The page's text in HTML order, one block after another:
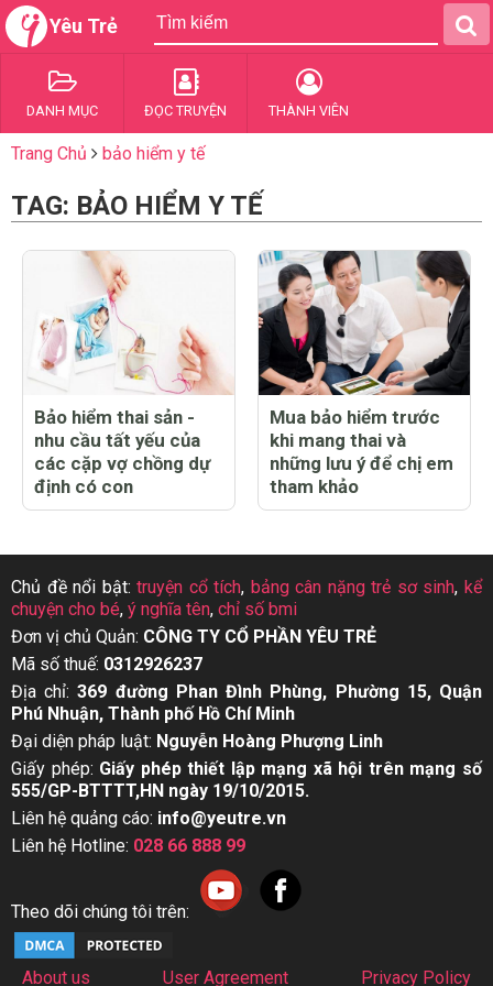
Yêu Trẻ
DANH MỤC ĐỌC TRUYỆN THÀNH VIÊN
Trang Chủ bảo hiểm y tế
TAG: BẢO HIỂM Y TẾ
Bảo hiểm thai sản -
nhu cầu tất yếu của
các cặp vợ chồng dự
định có con
Mua bảo hiểm trước
khi mang thai và
những lưu ý để chị em
tham khảo
Chủ đề nổi bật:truyện cổ tích, bảng cân nặng trẻ sơ sinh,kể
chuyện cho bé, ý nghĩa tên, chỉ số bmi
Đơn vị chủ Quản: CÔNG TY CỔ PHẦN YÊU TRẺ
Mã số thuế: 0312926237
Địa chỉ:369 đường Phan Đình Phùng, Phường 15, Quận
Phú Nhuận, Thành phố Hồ Chí Minh
Đại diện pháp luật: Nguyễn Hoàng Phượng Linh
Giấy phép: Giấy phép thiết lập mạng xã hội trên mạng số
555/GP-BTTTT,HN ngày 19/10/2015.
Liên hệ quảng cáo: info@yeutre.vn
Liên hệ Hotline: 028 66 888 99
Theo dõi chúng tôi trên:
About us User Agreement Privacy Policy